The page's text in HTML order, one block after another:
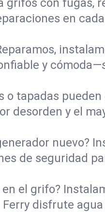
grifos con fugas,
en
y
tapadas
desorden y el
nuevo?
de seguridad
el grifo?
disfrute